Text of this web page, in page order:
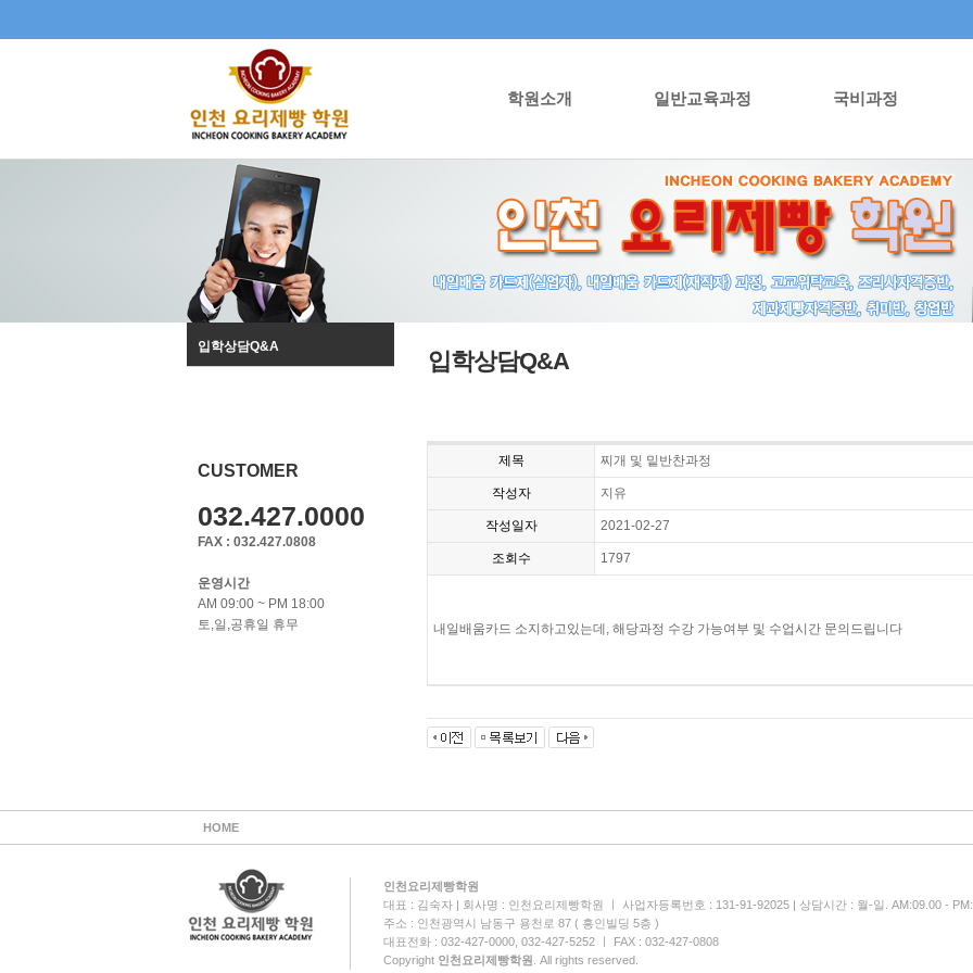
학원소개 일반교육과정 국비과정
입학상담Q&A
CUSTOMER
032.427.0000
FAX : 032.427.0808
운영시간
AM 09:00 ~ PM 18:00
토,일,공휴일 휴무
입학상담Q&A
제목 찌개 및 밑반찬과정
작성자 지유
작성일자 2021-02-27
조회수 1797
내일배움카드 소지하고있는데, 해당과정 수강 가능여부 및 수업시간 문의드립니다
HOME
인천요리제빵학원
대표 : 김숙자 | 회사명 : 인천요리제빵학원 ㅣ 사업자등록번호 : 131-91-92025 | 상담시간 : 월-일. AM:09.00 -
주소 : 인천광역시 남동구 용천로 87 ( 흥인빌딩 5층 )
대표전화 : 032-427-0000, 032-427-5252 ㅣ FAX : 032-427-0808
Copyright 인천요리제빵학원 . All rights reserved.